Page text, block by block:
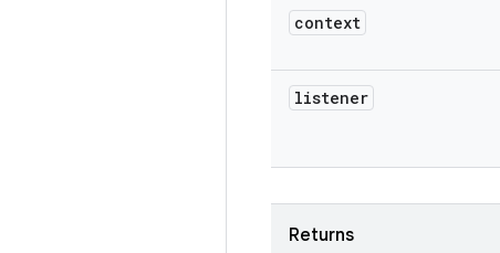
context
listener
Returns